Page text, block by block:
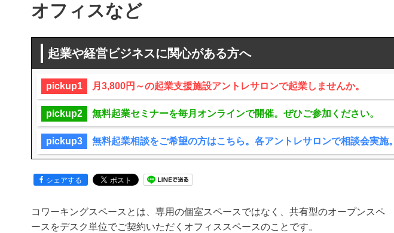
オフィスなど
起業や経営ビジネスに関心がある方へ
pickup1 月3,800円～の起業支援施設アントレサロンで起業しませんか。
pickup2 無料起業セミナーを毎月オンラインで開催。ぜひご参加ください。
pickup3 無料起業相談をご希望の方はこちら。各アントレサロンで相談会実施。
シェアする
コワーキングスペースとは、専用の個室スペースではなく、共有型のオープンスペ
ースをデスク単位でご契約いただくオフィススペースのことです。